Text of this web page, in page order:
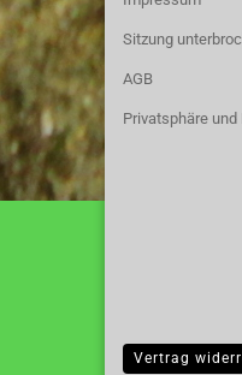
Sitzung
AGB
Privatsphäre
Vertrag